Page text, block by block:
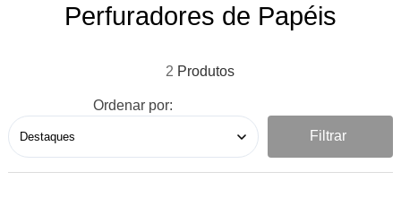
Perfuradores de Papéis
2
Ordenar por:
Filtrar